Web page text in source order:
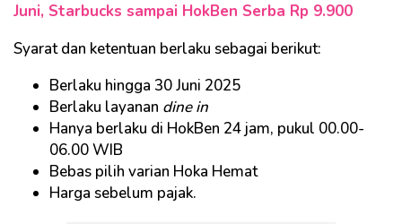
Juni, Starbucks sampai HokBen Serba Rp 9.900
Syarat dan ketentuan berlaku sebagai berikut:
Berlaku hingga 30 Juni 2025
Berlaku layanan dine in
Hanya berlaku di HokBen 24 jam, pukul 00.00-
06.00 WIB
Bebas pilih varian Hoka Hemat
Harga sebelum pajak.